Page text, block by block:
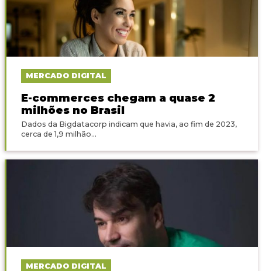
MERCADO DIGITAL
E-commerces chegam a quase 2
milhões no Brasil
Dados da Bigdatacorp indicam que havia, ao fim de 2023,
cerca de 1,9 milhão...
MERCADO DIGITAL